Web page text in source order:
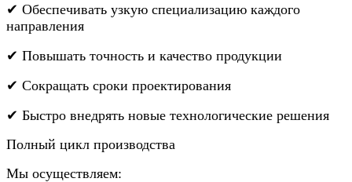
✔ Обеспечивать узкую специализацию каждого
направления
✔ Повышать точность и качество продукции
✔ Сокращать сроки проектирования
✔ Быстро внедрять новые технологические решения
Полный цикл производства
Мы осуществляем: